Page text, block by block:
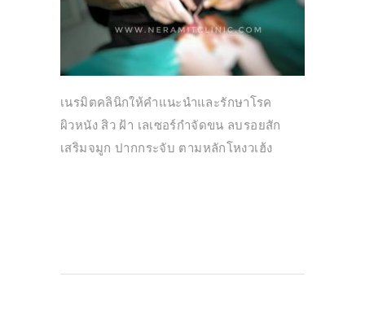
เนรมิตคลินิกให้คำแนะนำและรักษาโรค
ผิวหนัง สิว ฝ้า เลเซอร์กำจัดขน ลบรอยสัก
เสริมจมูก ปากกระจับ ตามหลักโหงวเฮ้ง